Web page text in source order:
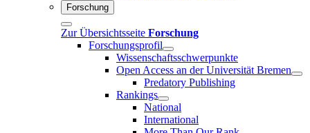
Forschung
Zur Übersichtsseite Forschung
Forschungsprofil
Wissenschaftsschwerpunkte
Open Access an der Universität Bremen
Predatory Publishing
Rankings
National
International